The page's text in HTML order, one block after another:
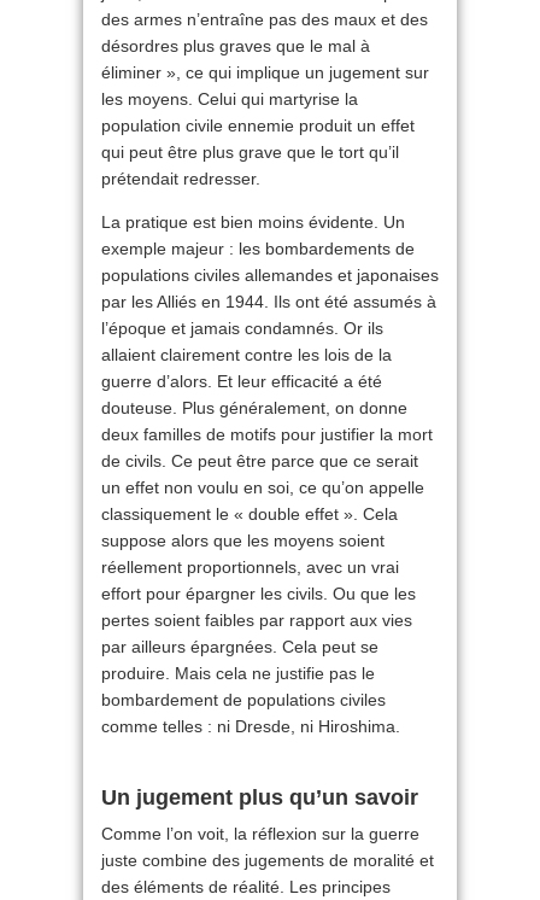
des armes n’entraîne pas des maux et des
désordres plus graves que le mal à
éliminer », ce qui implique un jugement sur
les moyens. Celui qui martyrise la
population civile ennemie produit un effet
qui peut être plus grave que le tort qu’il
prétendait redresser.
La pratique est bien moins évidente. Un
exemple majeur : les bombardements de
populations civiles allemandes et japonaises
par les Alliés en 1944. Ils ont été assumés à
l’époque et jamais condamnés. Or ils
allaient clairement contre les lois de la
guerre d’alors. Et leur efficacité a été
douteuse. Plus généralement, on donne
deux familles de motifs pour justifier la mort
de civils. Ce peut être parce que ce serait
un effet non voulu en soi, ce qu’on appelle
classiquement le « double effet ». Cela
suppose alors que les moyens soient
réellement proportionnels, avec un vrai
effort pour épargner les civils. Ou que les
pertes soient faibles par rapport aux vies
par ailleurs épargnées. Cela peut se
produire. Mais cela ne justifie pas le
bombardement de populations civiles
comme telles : ni Dresde, ni Hiroshima.
Un jugement plus qu’un savoir
Comme l’on voit, la réflexion sur la guerre
juste combine des jugements de moralité et
des éléments de réalité. Les principes